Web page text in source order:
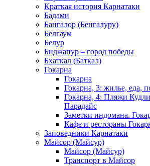
Краткая история Карнатаки
Бадами
Бангалор (Бенгалуру)
Белгаум
Белур
Биджапур – город победы
Бхаткал (Баткал)
Гокарна
Гокарна
Гокарна, 3: жилье, еда,
Гокарна, 4: Пляжи
Парадайс
Заметки индомана.
Кафе и рестораны
Заповедники Карнатаки
Майсор (Майсур)
Майсор (Майсур)
Транспорт в Майсор